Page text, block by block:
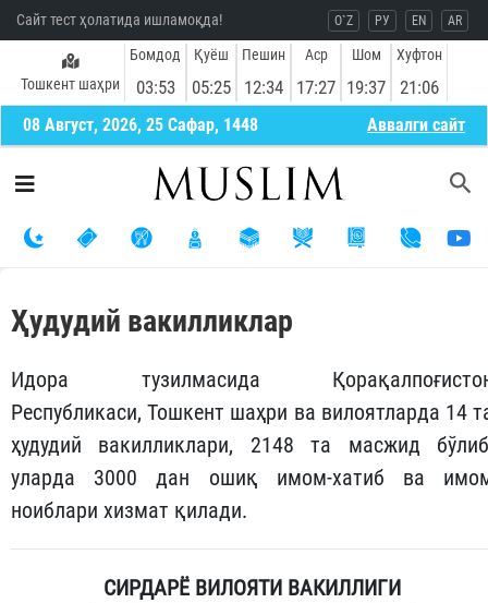
Сайт тест ҳолатида ишламоқда! O`Z РУ EN AR
Тошкент шаҳри
Бомдод
03:53
Қуёш
05:25
Пешин
12:34
Аср
17:27
Шом
19:37
Хуфтон
21:06
08 Август, 2026, 25 Сафар, 1448 Aввалги сайт
Ҳудудий вакилликлар
Идора тузилмасида
Республикаси, Тошкент шаҳри ва вилоятларда 14
ҳудудий вакилликлари, 2148 та масжид
уларда 3000 дан ошиқ имом-хатиб ва
ноиблари хизмат қилади.
СИРДАРЁ ВИЛОЯТИ ВАКИЛЛИГИ